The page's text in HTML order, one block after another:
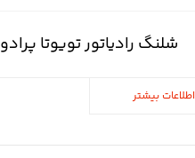
شلنگ رادیاتور تویوتا پرادو
اطلاعات بیشتر